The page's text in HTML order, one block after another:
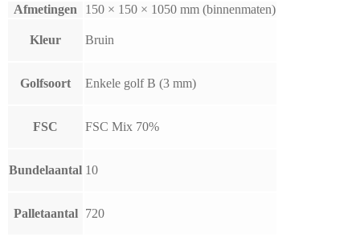
Afmetingen
150 × 150 × 1050 mm (binnenmaten)
Kleur Bruin
Golfsoort Enkele golf B (3 mm)
FSC FSC Mix 70%
Bundelaantal 10
Palletaantal 720